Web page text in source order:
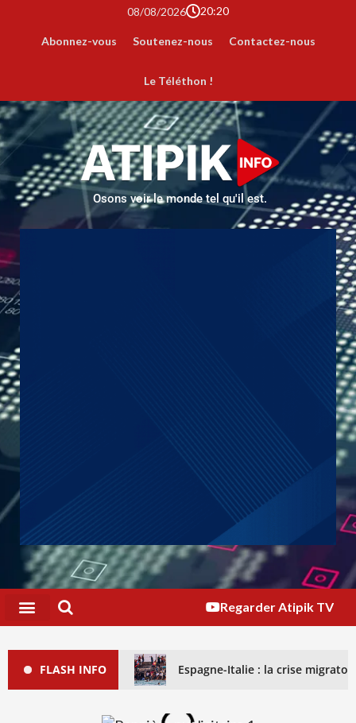
08/08/2026 20:20
Abonnez-vous Soutenez-nous Contactez-nous
Le Téléthon !
Osons voir le monde tel qu'il est.
Regarder Atipik TV
FLASH INFO Espagne-Italie : la crise